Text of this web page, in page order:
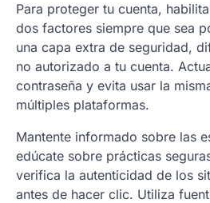
Para proteger tu cuenta,
dos factores siempre que sea
una capa extra de seguridad,
no autorizado a tu cuenta.
contraseña y evita usar la
múltiples plataformas.
Mantente informado sobre las
edúcate sobre prácticas
verifica la autenticidad de los
antes de hacer clic. Utiliza